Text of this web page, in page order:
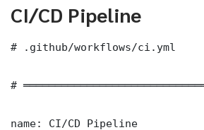
CI/CD Pipeline
# .github/workflows/ci.yml
#
name: CI/CD Pipeline